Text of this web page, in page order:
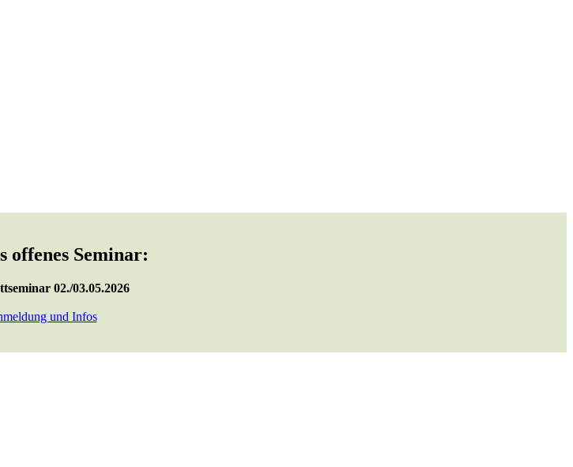
offenes Seminar:
02./03.05.2026
und Infos